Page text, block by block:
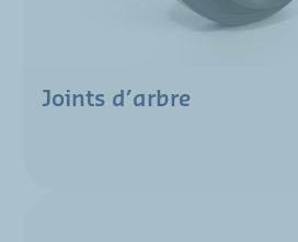
Joints d’arbre